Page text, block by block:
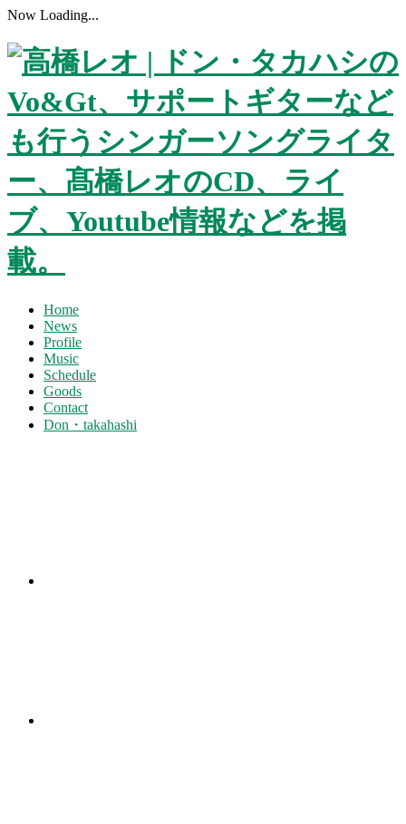
Now Loading...
Home
News
Profile
Music
Schedule
Goods
Contact
Don・takahashi